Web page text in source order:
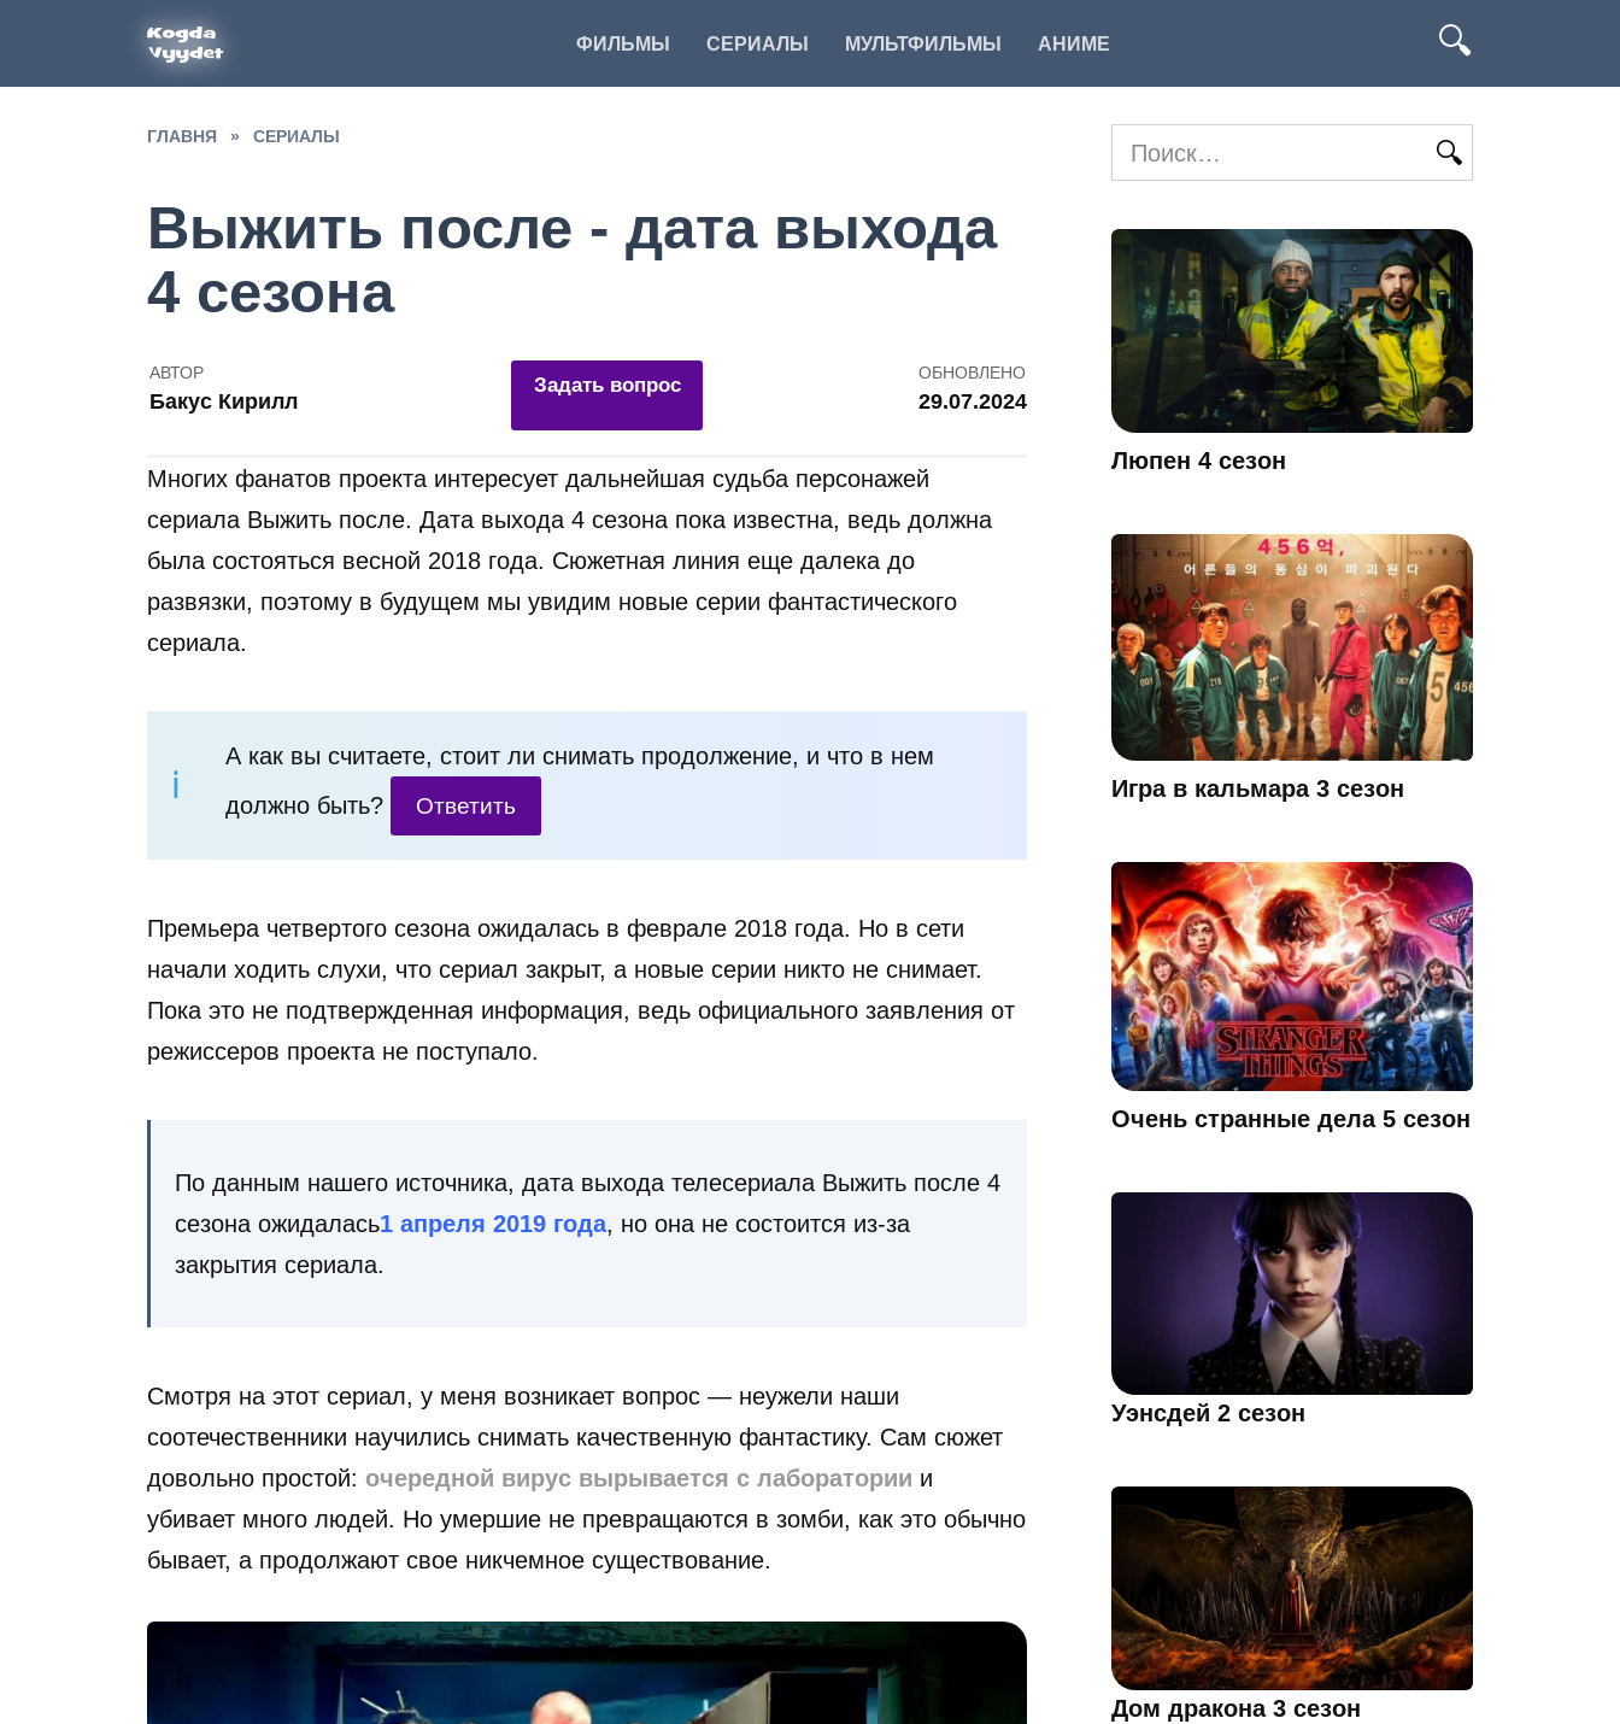
содержанию
ФИЛЬМЫ СЕРИАЛЫ МУЛЬТФИЛЬМЫ АНИМЕ
ГЛАВНЯ » СЕРИАЛЫ
Выжить после - дата выхода
4 сезона
АВТОР
Бакус Кирилл
Задать вопрос
ОБНОВЛЕНО
29.07.2024
Многих фанатов проекта интересует дальнейшая судьба персонажей
сериала Выжить после. Дата выхода 4 сезона пока известна, ведь должна
была состояться весной 2018 года. Сюжетная линия еще далека до
развязки, поэтому в будущем мы увидим новые серии фантастического
сериала.
А как вы считаете, стоит ли снимать продолжение, и что в нем
должно быть?
Ответить
Премьера четвертого сезона ожидалась в феврале 2018 года. Но в сети
начали ходить слухи, что сериал закрыт, а новые серии никто не снимает.
Пока это не подтвержденная информация, ведь официального заявления от
режиссеров проекта не поступало.
По данным нашего источника, дата выхода телесериала Выжить после 4
сезона ожидалась1 апреля 2019 года, но она не состоится из-за
закрытия сериала.
Смотря на этот сериал, у меня возникает вопрос — неужели наши
соотечественники научились снимать качественную фантастику. Сам сюжет
довольно простой: очередной вирус вырывается с лаборатории и
убивает много людей. Но умершие не превращаются в зомби, как это обычно
бывает, а продолжают свое никчемное существование.
Search
for:
Люпен 4 сезон
Игра в кальмара 3 сезон
Очень странные дела 5 сезон
Уэнсдей 2 сезон
Дом дракона 3 сезон
4
2